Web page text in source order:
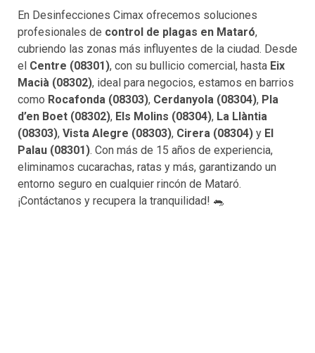
En Desinfecciones Cimax ofrecemos soluciones
profesionales de control de plagas en Mataró,
cubriendo las zonas más influyentes de la ciudad. Desde
el Centre (08301), con su bullicio comercial, hasta Eix
Macià (08302), ideal para negocios, estamos en barrios
como Rocafonda (08303), Cerdanyola (08304), Pla
d’en Boet (08302), Els Molins (08304), La Llàntia
(08303), Vista Alegre (08303), Cirera (08304) y El
Palau (08301). Con más de 15 años de experiencia,
eliminamos cucarachas, ratas y más, garantizando un
entorno seguro en cualquier rincón de Mataró.
¡Contáctanos y recupera la tranquilidad! 🐀